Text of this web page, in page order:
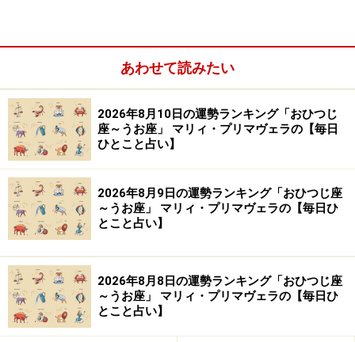
＞今週の運勢！ 章月綾乃の【大人のための星占い】
10位：さそり座／蠍座（10月24日～11月22
日生まれ）
空想の世界が楽しい日。でもボーッとしてミスする心配
あり。
＞今週の運勢！ 章月綾乃の【大人のための星占い】
あわせて読みたい
2026年8月10日の運勢ランキング「おひつじ
座～うお座」 マリィ・プリマヴェラの【毎日
ひとこと占い】
2026年8月9日の運勢ランキング「おひつじ座
～うお座」 マリィ・プリマヴェラの【毎日ひ
とこと占い】
2026年8月8日の運勢ランキング「おひつじ座
～うお座」 マリィ・プリマヴェラの【毎日ひ
とこと占い】